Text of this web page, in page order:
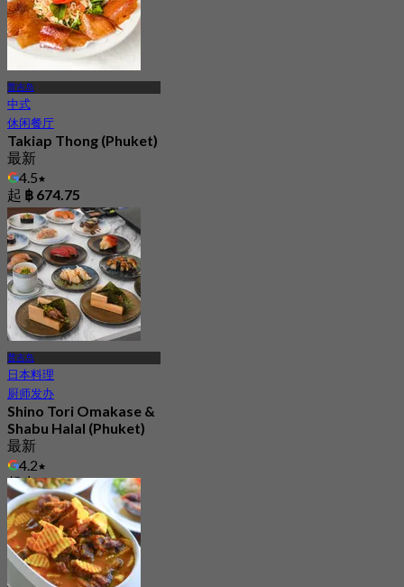
普吉岛
中式
休闲餐厅
Takiap Thong (Phuket)
最新
4.5
起 ฿ 674.75
普吉岛
日本料理
厨师发办
Shino Tori Omakase &
Shabu Halal (Phuket)
最新
4.2
起฿ 990